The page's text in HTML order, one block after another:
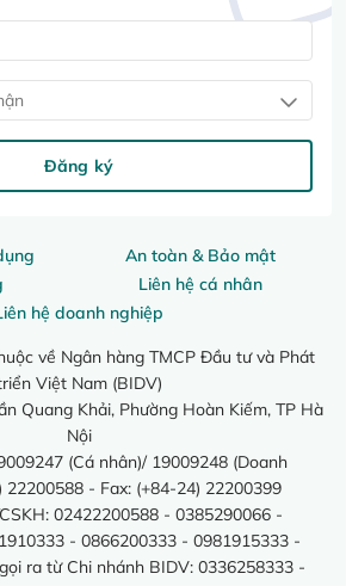
An toàn & Bảo mật
Liên hệ cá nhân
hệ doanh nghiệp
về Ngân hàng TMCP Đầu tư và Phát
Việt Nam (BIDV)
Quang Khải, Phường Hoàn Kiếm, TP Hà
Nội
(Cá nhân)/ 19009248 (Doanh
22200588 - Fax: (+84-24) 22200399
02422200588 - 0385290066 -
- 0866200333 - 0981915333 -
ra từ Chi nhánh BIDV: 0336258333 -
Đăng ký